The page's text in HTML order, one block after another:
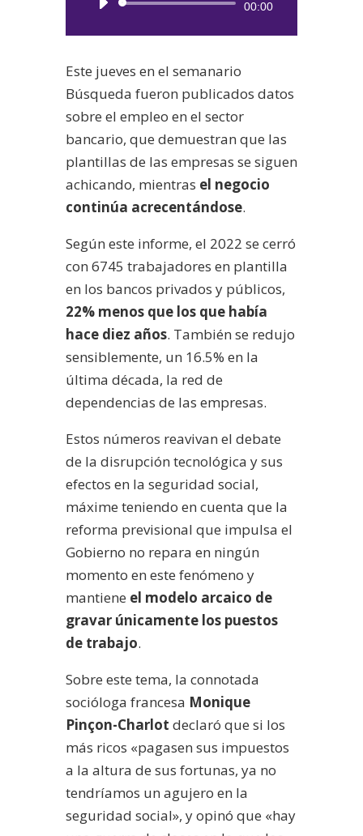
Reproductor
00:00
Este jueves en el semanario
Búsqueda fueron publicados datos
sobre el empleo en el sector
bancario, que demuestran que las
plantillas de las empresas se siguen
achicando, mientras el negocio
continúa acrecentándose.
Según este informe, el 2022 se cerró
con 6745 trabajadores en plantilla
en los bancos privados y públicos,
22% menos que los que había
hace diez años. También se redujo
sensiblemente, un 16.5% en la
última década, la red de
dependencias de las empresas.
Estos números reavivan el debate
de la disrupción tecnológica y sus
efectos en la seguridad social,
máxime teniendo en cuenta que la
reforma previsional que impulsa el
Gobierno no repara en ningún
momento en este fenómeno y
mantiene el modelo arcaico de
gravar únicamente los puestos
de trabajo.
Sobre este tema, la connotada
socióloga francesa Monique
Pinçon-Charlot declaró que si los
más ricos «pagasen sus impuestos
a la altura de sus fortunas, ya no
tendríamos un agujero en la
seguridad social», y opinó que «hay